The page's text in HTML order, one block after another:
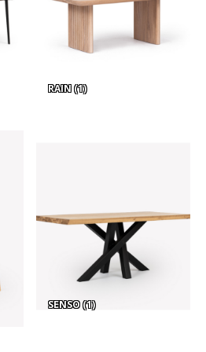
RAIN(1)
SENSO(1)